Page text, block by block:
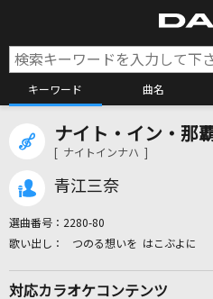
キーワード 曲名
カラオ
ナイト・イン・那
[ ナイトインナハ ]
青江三奈
選曲番号： 2280-80
つのる想いを はこぶよに
対応カラオケコンテンツ